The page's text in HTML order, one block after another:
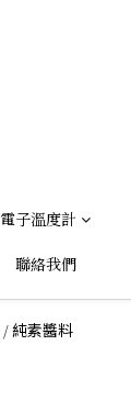
電子溫度計
聯絡我們
/純素醬料